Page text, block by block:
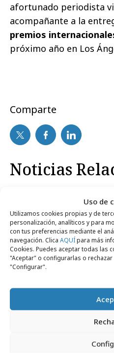
Uso de
Utilizamos cookies propias y de
personalización, analíticos y para
con tus preferencias mediante el
navegación. Clica AQUÍpara más
Cookies. Puedes aceptar todas las
"Aceptar" o configurarlas o
"Configurar".
afortunado periodista
acompañante a la
premios
próximo año en Los
Comparte
Noticias
"Mientras podamos